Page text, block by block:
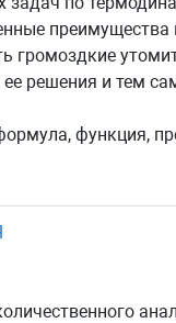
преимущества
громоздкие
ее решения и тем
функция,